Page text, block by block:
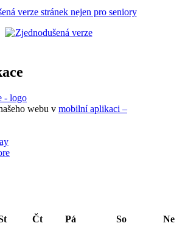
verze stránek nejen pro seniory
webu v mobilní aplikaci –
Čt Pá So Ne